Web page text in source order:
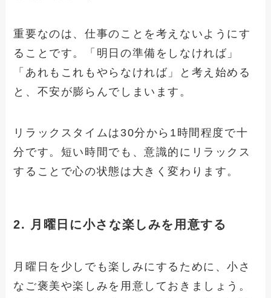
重要なのは、仕事のことを考えないようにす
ることです。「明日の準備をしなければ」
「あれもこれもやらなければ」と考え始める
と、不安が膨らんでしまいます。
リラックスタイムは30分から1時間程度で十
分です。短い時間でも、意識的にリラックス
することで心の状態は大きく変わります。
2. 月曜日に小さな楽しみを用意する
月曜日を少しでも楽しみにするために、小さ
なご褒美や楽しみを用意しておきましょう。